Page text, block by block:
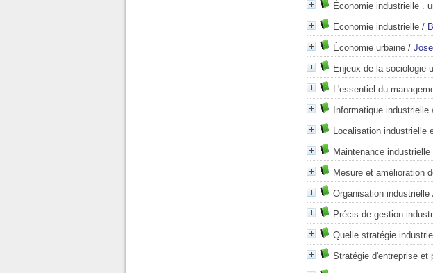
Économie industrielle .
Economie industrielle /
Économie urbaine /
Enjeux de la sociologie
L'essentiel du
Informatique industrielle
Localisation industrielle
Maintenance industrielle
Mesure et amélioration
Organisation industrielle
Précis de gestion
Quelle stratégie
Stratégie d'entreprise et